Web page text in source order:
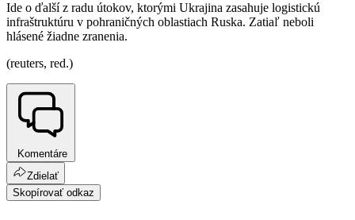
Ide o ďalší z radu útokov, ktorými Ukrajina zasahuje logistickú
infraštruktúru v pohraničných oblastiach Ruska. Zatiaľ neboli
hlásené žiadne zranenia.
(reuters, red.)
Komentáre
Zdielať
Skopírovať odkaz